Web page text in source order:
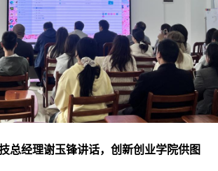
总经理谢玉锋讲话，创新创业学院供图